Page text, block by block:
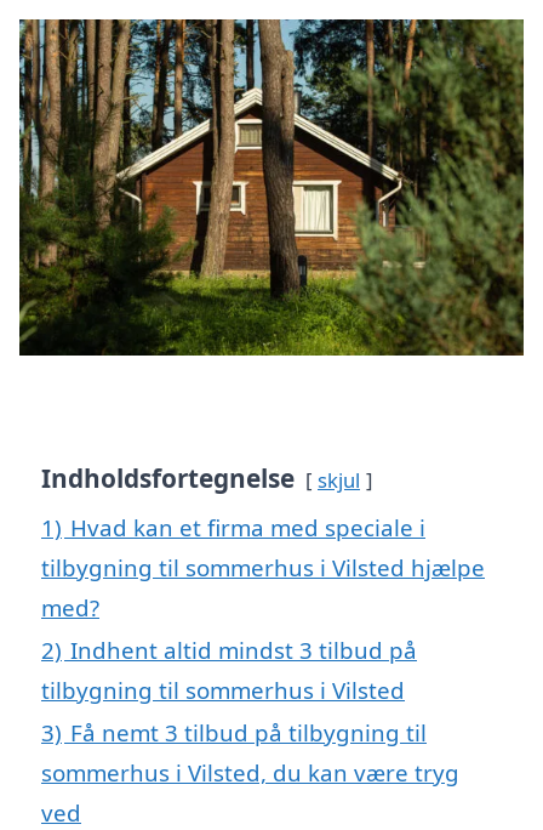
Indholdsfortegnelse skjul
1) Hvad kan et firma med speciale i
tilbygning til sommerhus i Vilsted hjælpe
med?
2) Indhent altid mindst 3 tilbud på
tilbygning til sommerhus i Vilsted
3) Få nemt 3 tilbud på tilbygning til
sommerhus i Vilsted, du kan være tryg
ved